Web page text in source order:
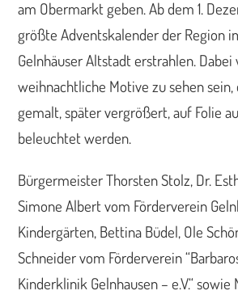
am Obermarkt geben. Ab dem 1.
größte Adventskalender der Region
Gelnhäuser Altstadt erstrahlen.
weihnachtliche Motive zu sehen
gemalt, später vergrößert, auf Folie
beleuchtet werden.
Bürgermeister Thorsten Stolz, Dr.
Simone Albert vom Förderverein
Kindergärten, Bettina Büdel, Ole
Schneider vom Förderverein
Kinderklinik Gelnhausen – e.V.“